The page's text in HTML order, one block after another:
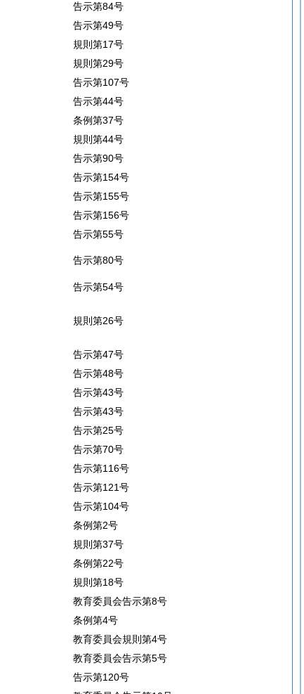
告示第84号
告示第49号
規則第17号
規則第29号
告示第107号
告示第44号
条例第37号
規則第44号
告示第90号
告示第154号
告示第155号
告示第156号
告示第55号
告示第80号
告示第54号
規則第26号
告示第47号
告示第48号
告示第43号
告示第43号
告示第25号
告示第70号
告示第116号
告示第121号
告示第104号
条例第2号
規則第37号
条例第22号
規則第18号
教育委員会告示第8号
条例第4号
教育委員会規則第4号
教育委員会告示第5号
告示第120号